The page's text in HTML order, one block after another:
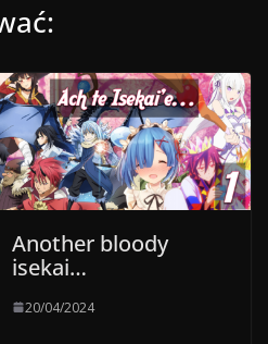
Another bloody
isekai…
20/04/2024